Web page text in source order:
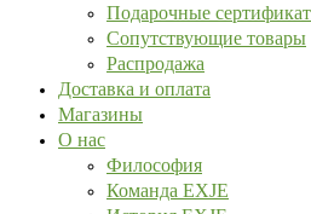
Подарочные
Сопутствующие товары
Распродажа
Доставка и оплата
Магазины
О нас
Философия
Команда EXJE